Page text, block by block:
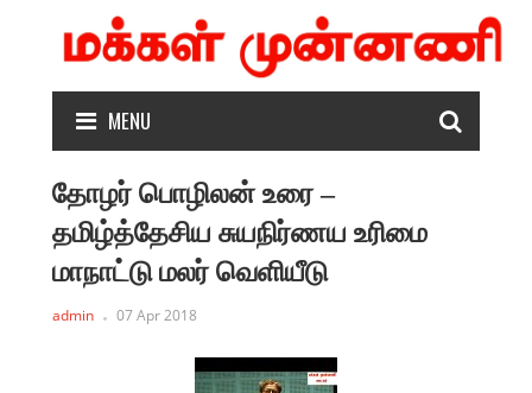
MENU
தோழர் பொழிலன் உரை –
தமிழ்த்தேசிய சுயநிர்ணய உரிமை
மாநாட்டு மலர் வெளியீடு
admin 07 Apr 2018